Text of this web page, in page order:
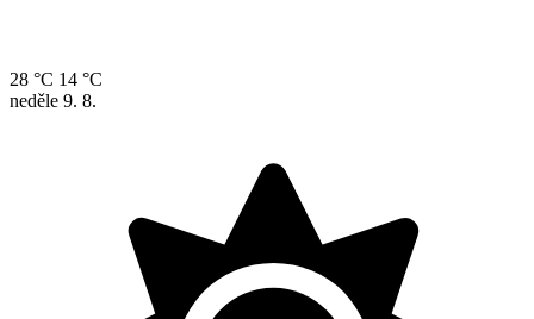
28 °C 14 °C
neděle 9. 8.